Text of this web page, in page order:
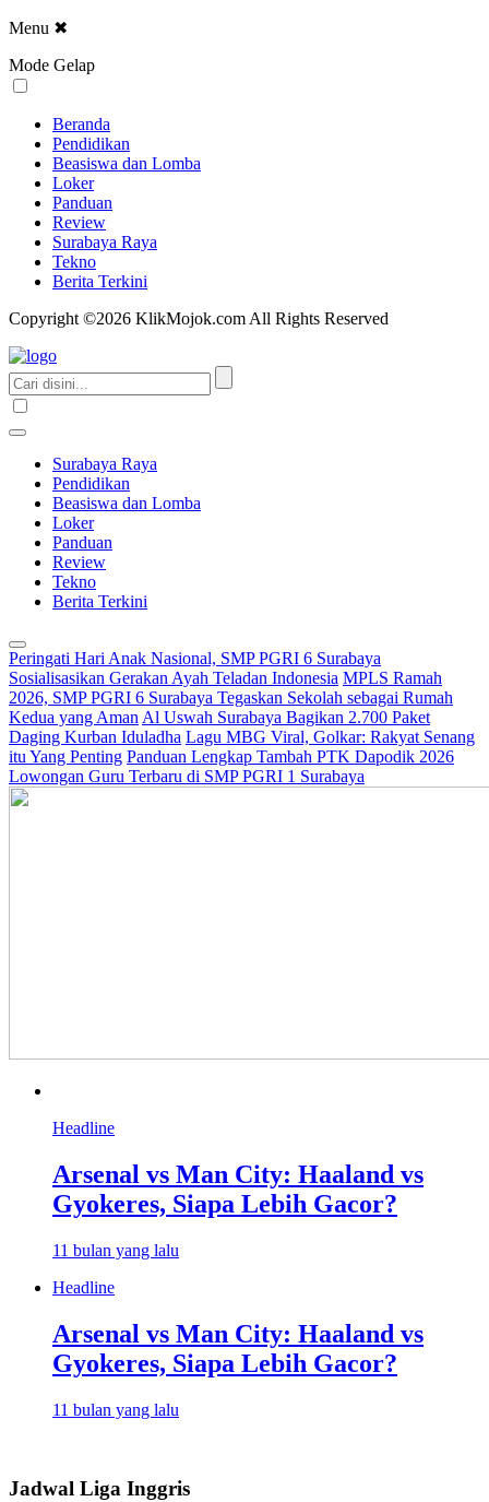
Menu ✖
Mode Gelap
Beranda
Pendidikan
Beasiswa dan Lomba
Loker
Panduan
Review
Surabaya Raya
Tekno
Berita Terkini
Copyright ©2026 KlikMojok.com All Rights Reserved
Surabaya Raya
Pendidikan
Beasiswa dan Lomba
Loker
Panduan
Review
Tekno
Berita Terkini
Peringati Hari Anak Nasional, SMP PGRI 6 Surabaya
Sosialisasikan Gerakan Ayah Teladan Indonesia MPLS Ramah
2026, SMP PGRI 6 Surabaya Tegaskan Sekolah sebagai Rumah
Kedua yang Aman Al Uswah Surabaya Bagikan 2.700 Paket
Daging Kurban Iduladha Lagu MBG Viral, Golkar: Rakyat Senang
itu Yang Penting Panduan Lengkap Tambah PTK Dapodik 2026
Lowongan Guru Terbaru di SMP PGRI 1 Surabaya
Headline
Arsenal vs Man City: Haaland vs
Gyokeres, Siapa Lebih Gacor?
11 bulan yang lalu
Headline
Arsenal vs Man City: Haaland vs
Gyokeres, Siapa Lebih Gacor?
11 bulan yang lalu
Jadwal Liga Inggris